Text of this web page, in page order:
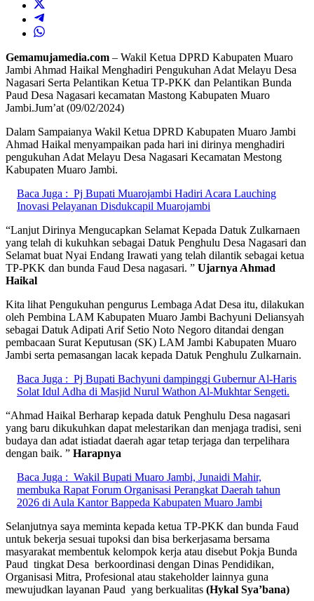
Gemamujamedia.com – Wakil Ketua DPRD Kabupaten Muaro
Jambi Ahmad Haikal Menghadiri Pengukuhan Adat Melayu Desa
Nagasari Serta Pelantikan Ketua TP-PKK dan Pelantikan Bunda
Paud Desa Nagasari kecamatan Mastong Kabupaten Muaro
Jambi.Jum’at (09/02/2024)
Dalam Sampaianya Wakil Ketua DPRD Kabupaten Muaro Jambi
Ahmad Haikal menyampaikan pada hari ini dirinya menghadiri
pengukuhan Adat Melayu Desa Nagasari Kecamatan Mestong
Kabupaten Muaro Jambi.
Baca Juga : Pj Bupati Muarojambi Hadiri Acara Lauching
Inovasi Pelayanan Disdukcapil Muarojambi
“Lanjut Dirinya Mengucapkan Selamat Kepada Datuk Zulkarnaen
yang telah di kukuhkan sebagai Datuk Penghulu Desa Nagasari dan
Selamat buat Nyai Endang Irawati yang telah dilantik sebagai ketua
TP-PKK dan bunda Faud Desa nagasari. ” Ujarnya Ahmad
Haikal
Kita lihat Pengukuhan pengurus Lembaga Adat Desa itu, dilakukan
oleh Pembina LAM Kabupaten Muaro Jambi Bachyuni Deliansyah
sebagai Datuk Adipati Arif Setio Noto Negoro ditandai dengan
pembacaan Surat Keputusan (SK) LAM Jambi Kabupaten Muaro
Jambi serta pemasangan lacak kepada Datuk Penghulu Zulkarnain.
Baca Juga : Pj Bupati Bachyuni dampinggi Gubernur Al-Haris
Solat Idul Adha di Masjid Nurul Wathon Al-Mukhtar Sengeti.
“Ahmad Haikal Berharap kepada datuk Penghulu Desa nagasari
yang baru dikukuhkan dapat melestarikan dan menjaga tradisi, seni
budaya dan adat istiadat daerah agar tetap terjaga dan terpelihara
dengan baik. ” Harapnya
Baca Juga : Wakil Bupati Muaro Jambi, Junaidi Mahir,
membuka Rapat Forum Organisasi Perangkat Daerah tahun
2026 di Aula Kantor Bappeda Kabupaten Muaro Jambi
Selanjutnya saya meminta kepada ketua TP-PKK dan bunda Faud
untuk bekerja sesuai tupoksi dan bisa berkerjasama bersama
masyarakat membentuk kelompok kerja atau disebut Pokja Bunda
Paud tingkat Desa berkoordinasi dengan Dinas Pendidikan,
Organisasi Mitra, Profesional atau stakeholder lainnya guna
mewujudkan layanan Paud yang berkualitas (Hykal Sya’bana)